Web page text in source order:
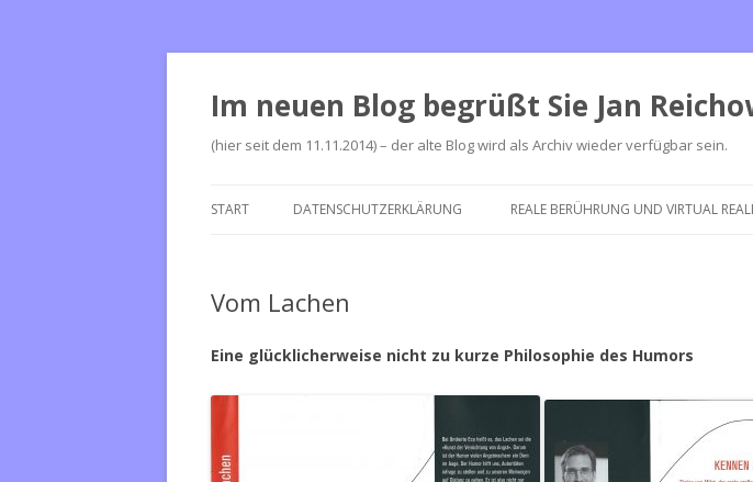
Im neuen Blog begrüßt Sie Jan
(hier seit dem 11.11.2014) – der alte Blog wird als Archiv wieder verfügbar sein.
START DATENSCHUTZERKLÄRUNG REALE BERÜHRUNG UND VIRTUAL
Vom Lachen
Eine glücklicherweise nicht zu kurze Philosophie des Humors